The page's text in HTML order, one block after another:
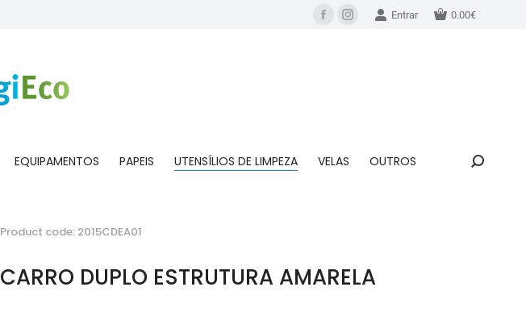
Entrar 0.00€
EQUIPAMENTOS PAPEIS UTENSÍLIOS DE LIMPEZA VELAS OUTROS
Product code: 2015CDEA01
CARRO DUPLO ESTRUTURA AMARELA